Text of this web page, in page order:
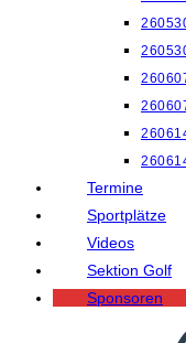
Termine
Sportplätze
Videos
Sektion Golf
Sponsoren